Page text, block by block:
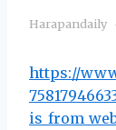
Harapandaily
https://